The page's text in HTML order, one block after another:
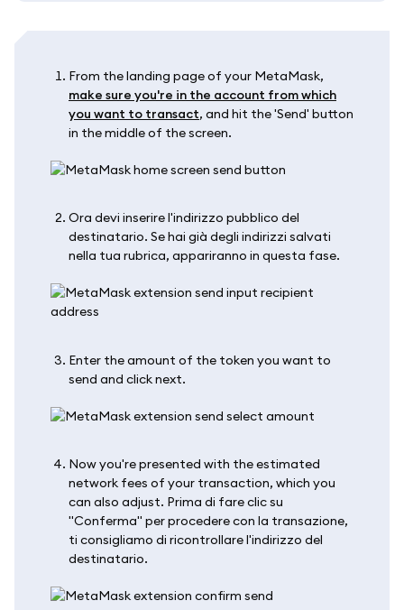
From the landing page of your MetaMask,
make sure you're in the account from which
you want to transact, and hit the 'Send' button
in the middle of the screen.
Ora devi inserire l'indirizzo pubblico del
destinatario. Se hai già degli indirizzi salvati
nella tua rubrica, appariranno in questa fase.
Enter the amount of the token you want to
send and click next.
Now you're presented with the estimated
network fees of your transaction, which you
can also adjust. Prima di fare clic su
"Conferma" per procedere con la transazione,
ti consigliamo di ricontrollare l'indirizzo del
destinatario.